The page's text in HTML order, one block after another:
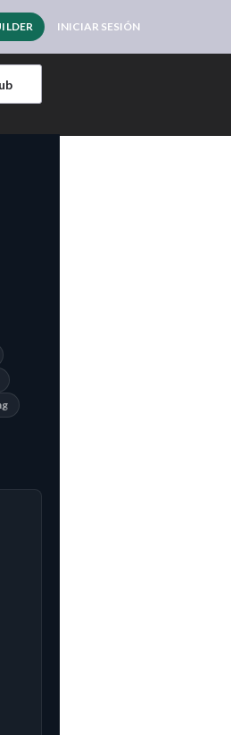
INICIAR SESIÓN